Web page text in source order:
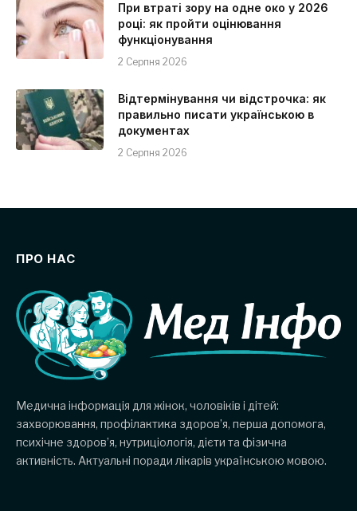
При втраті зору на одне око у 2026
році: як пройти оцінювання
функціонування
2 Серпня 2026
Відтермінування чи відстрочка: як
правильно писати українською в
документах
2 Серпня 2026
ПРО НАС
Медична інформація для жінок, чоловіків і дітей:
захворювання, профілактика здоров’я, перша допомога,
психічне здоров’я, нутриціологія, дієти та фізична
активність. Актуальні поради лікарів українською мовою.